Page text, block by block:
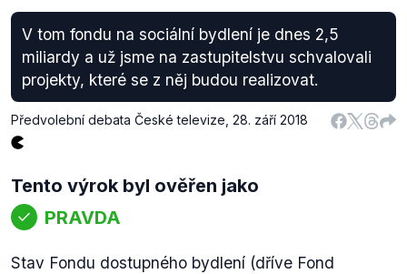
V tom fondu na sociální bydlení je dnes 2,5
miliardy a už jsme na zastupitelstvu schvalovali
projekty, které se z něj budou realizovat.
Předvolební debata České televize 28. září 2018
Tento výrok byl ověřen jako
PRAVDA
Stav Fondu dostupného bydlení (dříve Fond